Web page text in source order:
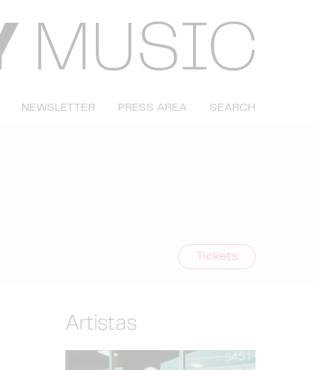
NEWSLETTER PRESS AREA SEARCH
Tickets
Artistas